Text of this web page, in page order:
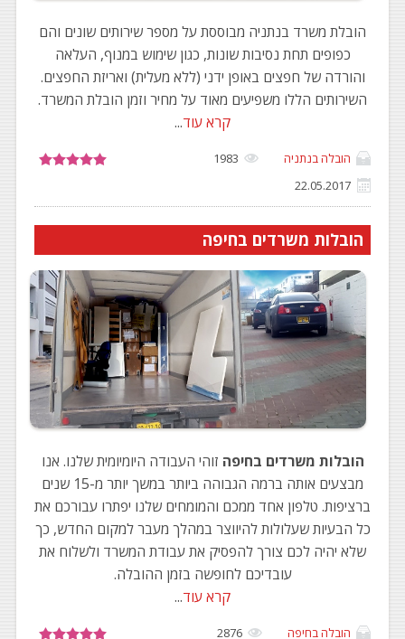
הובלת משרד בנתניה מבוססת על מספר שירותים שונים והם
כפופים תחת נסיבות שונות, כגון שימוש במנוף, העלאה
והורדה של חפצים באופן ידני (ללא מעלית) ואריזת החפצים.
השירותים הללו משפיעים מאוד על מחיר וזמן הובלת המשרד.
קרא עוד...
הובלה בנתניה
1983
22.05.2017
הובלות משרדים בחיפה
הובלות משרדים בחיפה זוהי העבודה היומיומית שלנו. אנו
מבצעים אותה ברמה הגבוהה ביותר במשך יותר מ-15 שנים
ברציפות. טלפון אחד ממכם והמומחים שלנו יפתרו עבורכם את
כל הבעיות שעלולות להיווצר במהלך מעבר למקום החדש, כך
שלא יהיה לכם צורך להפסיק את עבודת המשרד ולשלוח את
עובדיכם לחופשה בזמן ההובלה.
קרא עוד...
הובלה בחיפה 2876